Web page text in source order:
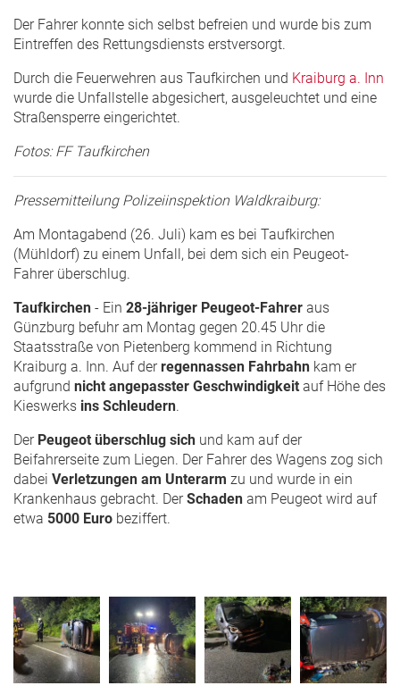
Der Fahrer konnte sich selbst befreien und wurde bis zum
Eintreffen des Rettungsdiensts erstversorgt.
Durch die Feuerwehren aus Taufkirchen und Kraiburg a. Inn
wurde die Unfallstelle abgesichert, ausgeleuchtet und eine
Straßensperre eingerichtet.
Fotos: FF Taufkirchen
Pressemitteilung Polizeiinspektion Waldkraiburg:
Am Montagabend (26. Juli) kam es bei Taufkirchen
(Mühldorf) zu einem Unfall, bei dem sich ein Peugeot-
Fahrer überschlug.
Taufkirchen - Ein 28-jähriger Peugeot-Fahrer aus
Günzburg befuhr am Montag gegen 20.45 Uhr die
Staatsstraße von Pietenberg kommend in Richtung
Kraiburg a. Inn. Auf derregennassen Fahrbahn kam er
aufgrund nicht angepasster Geschwindigkeit auf Höhe des
Kieswerks ins Schleudern.
Der Peugeot überschlug sich und kam auf der
Beifahrerseite zum Liegen. Der Fahrer des Wagens zog sich
dabei Verletzungen am Unterarm zu und wurde in ein
Krankenhaus gebracht. DerSchaden am Peugeot wird auf
etwa 5000 Euro beziffert.